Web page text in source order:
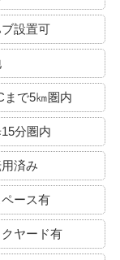
設置可
まで5㎞圏内
分圏内
済み
ース有
クヤード有